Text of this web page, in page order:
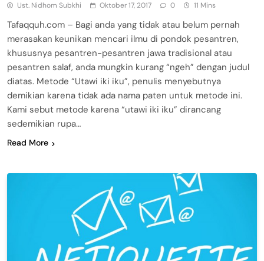
Ust. Nidhom Subkhi Oktober 17, 2017 0 11 Mins
Tafaqquh.com – Bagi anda yang tidak atau belum pernah
merasakan keunikan mencari ilmu di pondok pesantren,
khususnya pesantren-pesantren jawa tradisional atau
pesantren salaf, anda mungkin kurang “ngeh” dengan judul
diatas. Metode “Utawi iki iku”, penulis menyebutnya
demikian karena tidak ada nama paten untuk metode ini.
Kami sebut metode karena “utawi iki iku” dirancang
sedemikian rupa…
Read More